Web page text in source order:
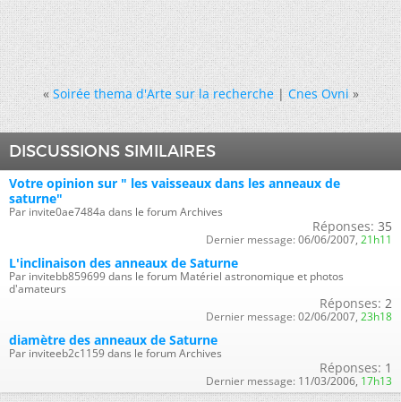
« Soirée thema d'Arte sur la recherche|Cnes Ovni »
DISCUSSIONS SIMILAIRES
Votre opinion sur " les vaisseaux dans les anneaux de
saturne"
Par invite0ae7484a dans le forum Archives
Réponses: 35
Dernier message: 06/06/2007, 21h11
L'inclinaison des anneaux de Saturne
Par invitebb859699 dans le forum Matériel astronomique et photos
d'amateurs
Réponses: 2
Dernier message: 02/06/2007, 23h18
diamètre des anneaux de Saturne
Par inviteeb2c1159 dans le forum Archives
Réponses: 1
Dernier message: 11/03/2006, 17h13